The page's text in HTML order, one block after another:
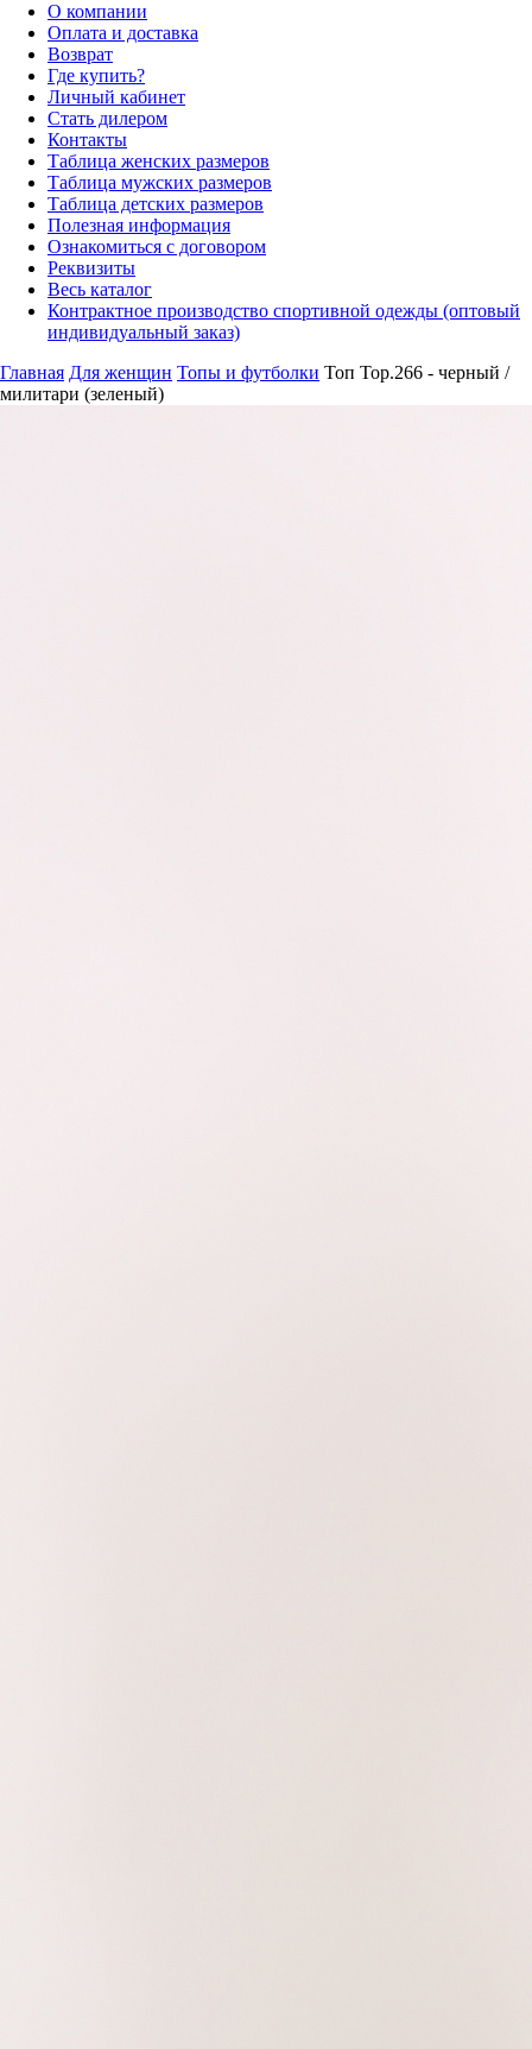
О компании
Оплата и доставка
Возврат
Где купить?
Личный кабинет
Стать дилером
Контакты
Таблица женских размеров
Таблица мужских размеров
Таблица детских размеров
Полезная информация
Ознакомиться с договором
Реквизиты
Весь каталог
Контрактное производство спортивной одежды (оптовый
индивидуальный заказ)
Главная Для женщин Топы и футболки Топ Top.266 - черный /
милитари (зеленый)